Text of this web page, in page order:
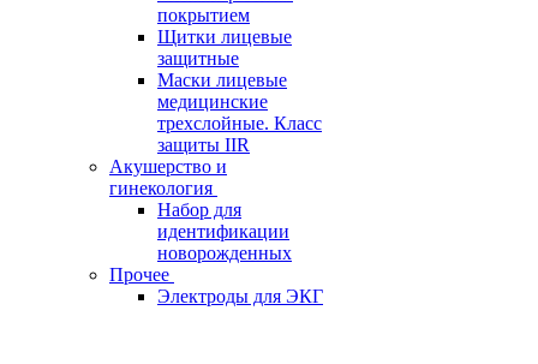
покрытием
Щитки лицевые
защитные
Маски лицевые
медицинские
трехслойные. Класс
защиты IIR
Акушерство и
гинекология
Набор для
идентификации
новорожденных
Прочее
Электроды для ЭКГ